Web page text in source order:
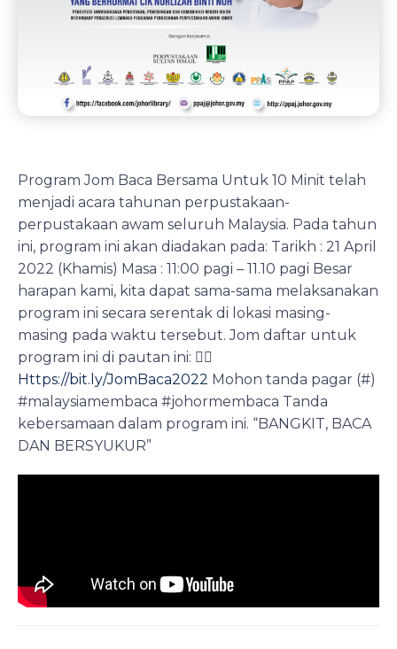
Program Jom Baca Bersama Untuk 10 Minit telah
menjadi acara tahunan perpustakaan-
perpustakaan awam seluruh Malaysia. Pada tahun
ini, program ini akan diadakan pada: Tarikh : 21 April
2022 (Khamis) Masa : 11:00 pagi – 11.10 pagi Besar
harapan kami, kita dapat sama-sama melaksanakan
program ini secara serentak di lokasi masing-
masing pada waktu tersebut. Jom daftar untuk
program ini di pautan ini: 👉🏻
Https://bit.ly/JomBaca2022 Mohon tanda pagar (#)
#malaysiamembaca #johormembaca Tanda
kebersamaan dalam program ini. “BANGKIT, BACA
DAN BERSYUKUR”